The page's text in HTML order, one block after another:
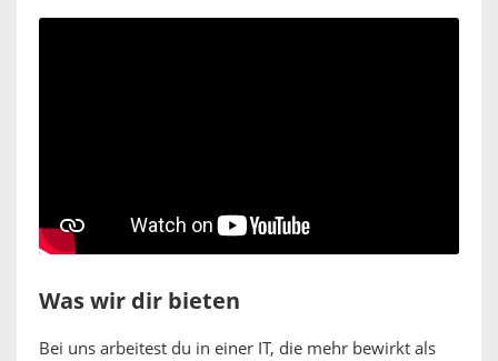
Was wir dir bieten
Bei uns arbeitest du in einer IT, die mehr bewirkt als